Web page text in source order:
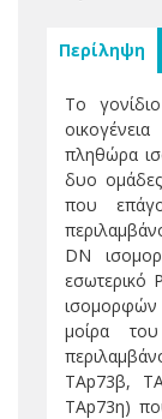
Περίληψη
Το
πληθώρα
δυο
που
DN
εσωτερικό
ισομορφών
μοίρα
TAp73β,
TAp73η)